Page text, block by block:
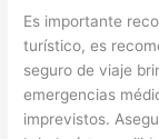
Es importante
turístico, es
seguro de viaje
emergencias
imprevistos.